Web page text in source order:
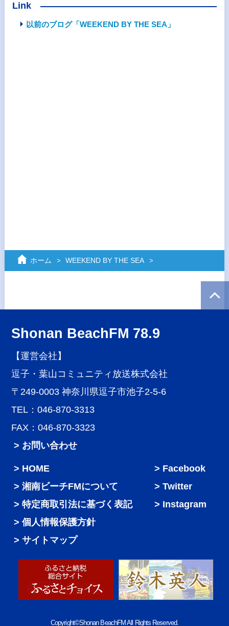
Link
以前のブログ「WEEKEND BY THE SEA」
ホーム WEEKEND BY THE SEA
Shonan BeachFM 78.9
【運営会社】
逗子・葉山コミュニティ放送株式会社
〒249-0003 神奈川県逗子市池子2-5-6
TEL：046-870-3313
FAX：046-870-3323
> お問い合わせ
HOME
湘南ビーチFMについて
特定商取引法に基づく表記
個人情報保護方針
サイトマップ
Facebook
Twitter
Instagram
Copyright©Shonan BeachFM All Rights Reserved.